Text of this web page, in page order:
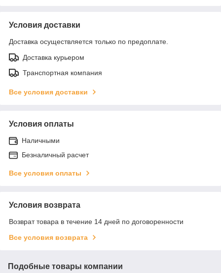
Условия доставки
Доставка осуществляется только по предоплате.
Доставка курьером
Транспортная компания
Все условия доставки
Условия оплаты
Наличными
Безналичный расчет
Все условия оплаты
Условия возврата
Возврат товара в течение 14 дней по договоренности
Все условия возврата
Подобные товары компании